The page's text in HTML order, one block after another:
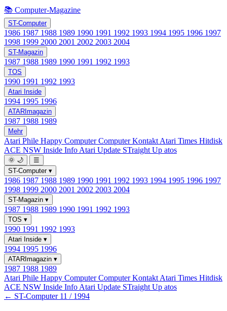
📚 Computer-Magazine
ST-Computer
1986 1987 1988 1989 1990 1991 1992 1993 1994 1995 1996 1997
1998 1999 2000 2001 2002 2003 2004
ST-Magazin
1987 1988 1989 1990 1991 1992 1993
TOS
1990 1991 1992 1993
Atari Inside
1994 1995 1996
ATARImagazin
1987 1988 1989
Mehr
Atari Phile Happy ComputerComputer Kontakt Atari Times Hitdisk
ACE NSW Inside Info Atari Update STraight Up atos
🌞 🌙
☰
ST-Computer ▾
1986 1987 1988 1989 1990 1991 1992 1993 1994 1995 1996 1997
1998 1999 2000 2001 2002 2003 2004
ST-Magazin ▾
1987 1988 1989 1990 1991 1992 1993
TOS ▾
1990 1991 1992 1993
Atari Inside ▾
1994 1995 1996
ATARImagazin ▾
1987 1988 1989
Atari Phile Happy ComputerComputer Kontakt Atari Times Hitdisk
ACE NSW Inside Info Atari Update STraight Up atos
← ST-Computer 11 / 1994